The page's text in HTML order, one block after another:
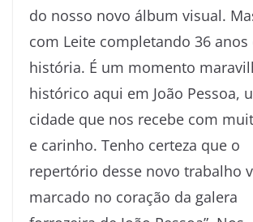
do nosso novo álbum visual.
com Leite completando 36 anos
história. É um momento
histórico aqui em João Pessoa,
cidade que nos recebe com
e carinho. Tenho certeza que o
repertório desse novo trabalho
marcado no coração da galera